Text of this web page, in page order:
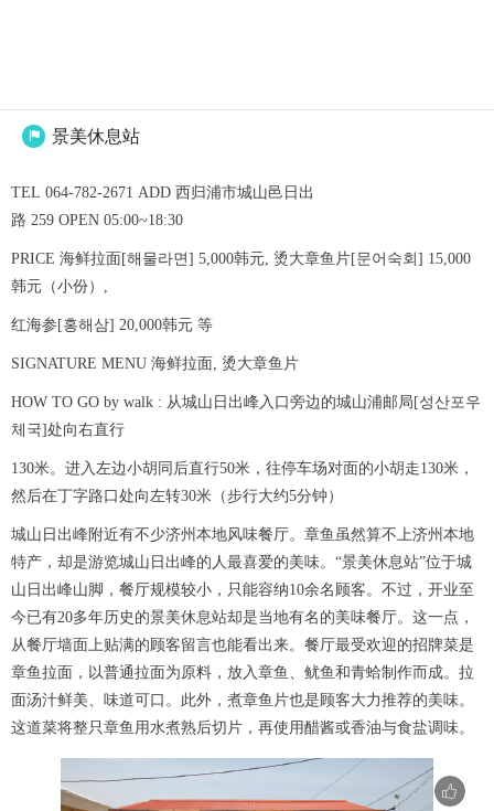
 景美休息站
TEL 064-782-2671 ADD 西归浦市城山邑日出
路 259 OPEN 05:00~18:30
PRICE 海鲜拉面[해물라면] 5,000韩元, 烫大章鱼片[문어숙회] 15,000
韩元（小份）,
红海参[홍해삼] 20,000韩元 等
SIGNATURE MENU 海鲜拉面, 烫大章鱼片
HOW TO GO by walk : 从城山日出峰入口旁边的城山浦邮局[성산포우
체국]处向右直行
130米。进入左边小胡同后直行50米，往停车场对面的小胡走130米，
然后在丁字路口处向左转30米（步行大约5分钟）
城山日出峰附近有不少济州本地风味餐厅。章鱼虽然算不上济州本地
特产，却是游览城山日出峰的人最喜爱的美味。“景美休息站”位于城
山日出峰山脚，餐厅规模较小，只能容纳10余名顾客。不过，开业至
今已有20多年历史的景美休息站却是当地有名的美味餐厅。这一点，
从餐厅墙面上贴满的顾客留言也能看出来。餐厅最受欢迎的招牌菜是
章鱼拉面，以普通拉面为原料，放入章鱼、鱿鱼和青蛤制作而成。拉
面汤汁鲜美、味道可口。此外，煮章鱼片也是顾客大力推荐的美味。
这道菜将整只章鱼用水煮熟后切片，再使用醋酱或香油与食盐调味。